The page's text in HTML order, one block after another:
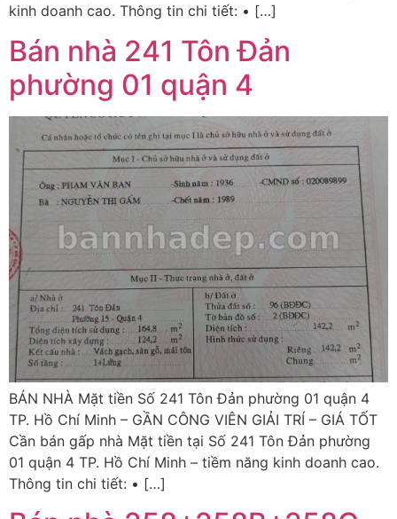
kinh doanh cao. Thông tin chi tiết: • […]
Bán nhà 241 Tôn Đản
phường 01 quận 4
BÁN NHÀ Mặt tiền Số 241 Tôn Đản phường 01 quận 4
TP. Hồ Chí Minh – GẦN CÔNG VIÊN GIẢI TRÍ – GIÁ TỐT
Cần bán gấp nhà Mặt tiền tại Số 241 Tôn Đản phường
01 quận 4 TP. Hồ Chí Minh – tiềm năng kinh doanh cao.
Thông tin chi tiết: • […]